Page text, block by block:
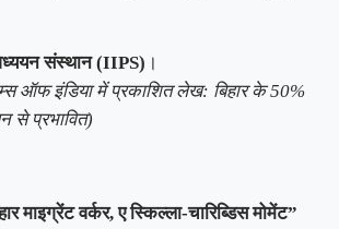
संस्थान (IIPS) ।
ऑफ इंडिया में प्रकाशित लेख: बिहार के 50%
से प्रभावित)
माइग्रेंट वर्कर, ए स्किल्ला-चारिब्डिस मोमेंट”